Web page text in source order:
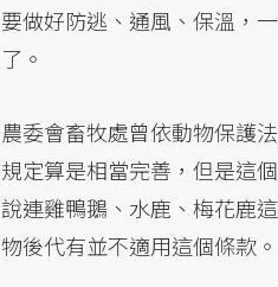
要做好防逃、通風、保溫，
了。
農委會畜牧處曾依動物保護
規定算是相當完善，但是這
說連雞鴨鵝、水鹿、梅花鹿
物後代有並不適用這個條款。